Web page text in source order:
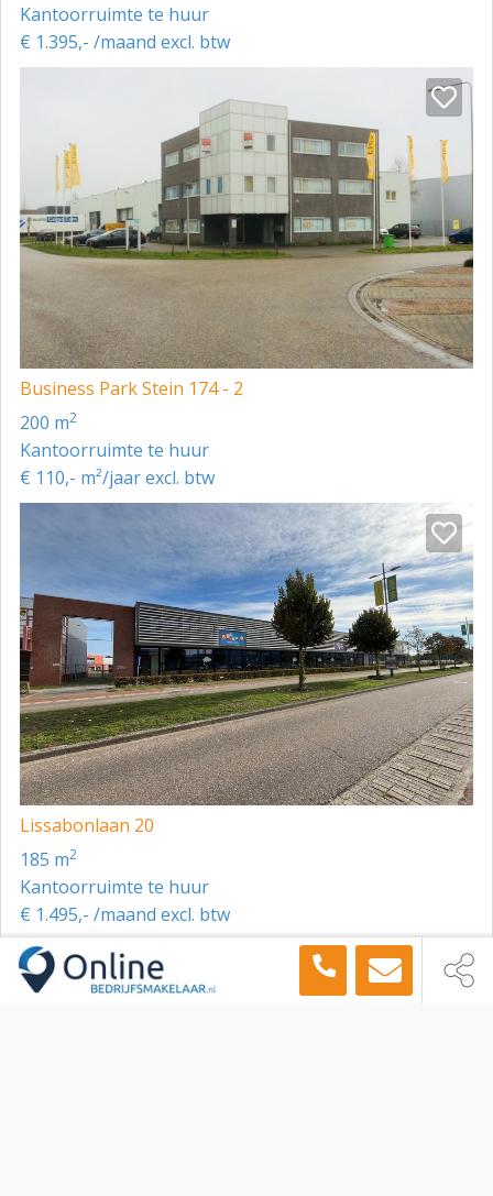
Kantoorruimte te huur
€ 1.395,- /maand excl. btw
Business Park Stein 174 - 2
200 m2
Kantoorruimte te huur
€ 110,- m²/jaar excl. btw
Lissabonlaan 20
185 m2
Kantoorruimte te huur
€ 1.495,- /maand excl. btw
Toon meer panden in de buurt →